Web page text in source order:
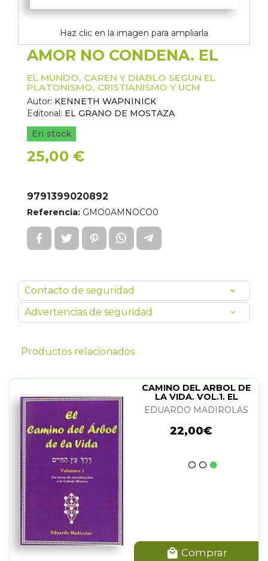
Haz clic en la imagen para ampliarla
AMOR NO CONDENA. EL
EL MUNDO, CAREN Y DIABLO SEGUN EL
PLATONISMO, CRISTIANISMO Y UCM
Autor: KENNETH WAPNINICK
Editorial: EL GRANO DE MOSTAZA
En stock
25,00 €
9791399020892
Referencia: GMO0AMNOCO0
Contacto de seguridad
Advertencias de seguridad
Productos relacionados
CAMINO DEL ARBOL DE
LA VIDA. VOL.1. EL
EDUARDO MADIROLAS
22,00€
Comprar